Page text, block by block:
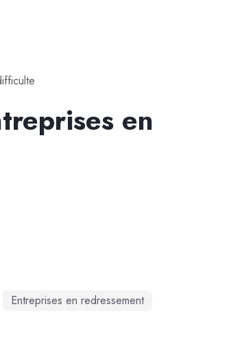
en
Entreprises en redressement